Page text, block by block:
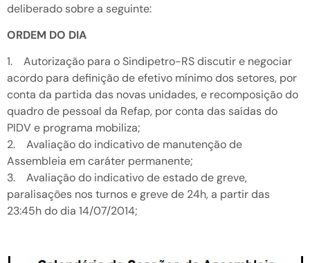
deliberado sobre a seguinte:
ORDEM DO DIA
1. Autorização para o Sindipetro-RS discutir e negociar
acordo para definição de efetivo mínimo dos setores, por
conta da partida das novas unidades, e recomposição do
quadro de pessoal da Refap, por conta das saídas do
PIDV e programa mobiliza;
2. Avaliação do indicativo de manutenção de
Assembleia em caráter permanente;
3. Avaliação do indicativo de estado de greve,
paralisações nos turnos e greve de 24h, a partir das
23:45h do dia 14/07/2014;